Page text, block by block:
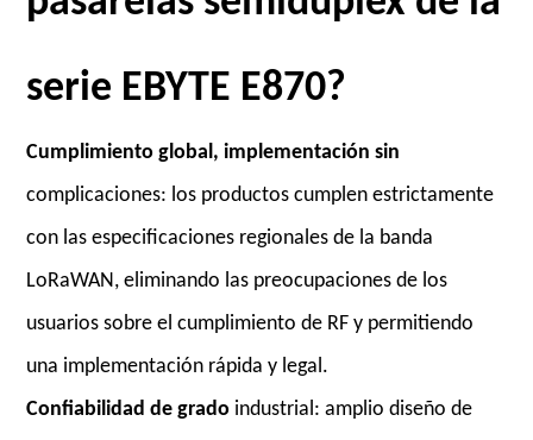
serie EBYTE E870?
Cumplimiento global, implementación sin
complicaciones: los productos cumplen estrictamente
con las especificaciones regionales de la banda
LoRaWAN, eliminando las preocupaciones de los
usuarios sobre el cumplimiento de RF y permitiendo
una implementación rápida y legal.
Confiabilidad de grado industrial: amplio diseño de